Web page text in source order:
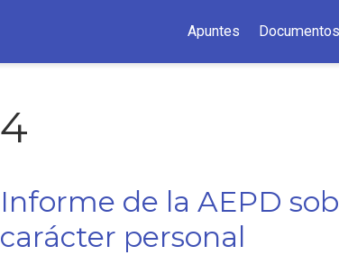
Apuntes Documentos
4
Informe de la AEPD
carácter personal